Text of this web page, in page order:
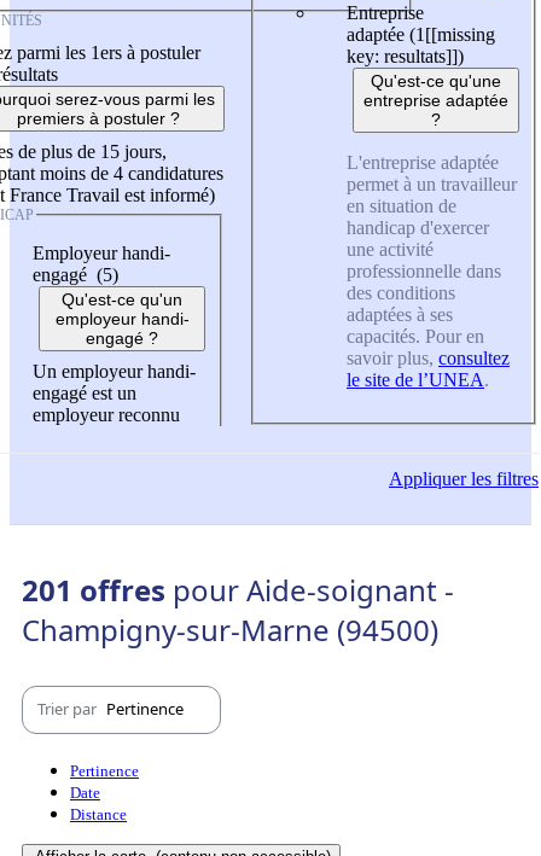
parmi les 1ers à postuler
serez-vous parmi les
premiers à postuler ?
de plus de 15 jours,
moins de 4 candidatures
France Travail est informé)
Employeur handi-
engagé (5)
Qu'est-ce qu'un
employeur handi-
engagé ?
Un employeur handi-
engagé est un
employeur reconnu
Entreprise
adaptée (1 [[missing
key: resultats]])
Qu'est-ce qu'une
entreprise adaptée
?
L'entreprise adaptée
permet à un travailleur
en situation de
handicap d'exercer
une activité
professionnelle dans
des conditions
adaptées à ses
capacités. Pour en
savoir plus, consultez
le site de l’UNEA.
Appliquerles filtres
201 offres pour Aide-soignant -
Champigny-sur-Marne (94500)
Trier par Pertinence
Pertinence
Date
Distance